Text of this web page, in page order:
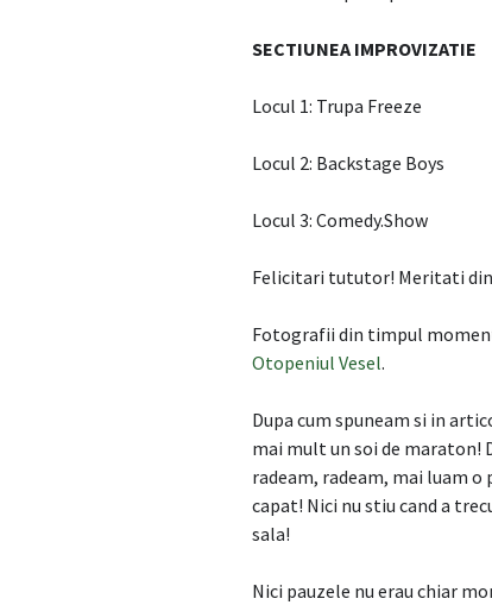
SECTIUNEA IMPROVIZATIE
Locul 1: Trupa Freeze
Locul 2: Backstage Boys
Locul 3: Comedy.Show
Felicitari tututor! Meritati
Fotografii din timpul
Otopeniul Vesel.
Dupa cum spuneam si in
mai mult un soi de maraton!
radeam, radeam, mai luam o
capat! Nici nu stiu cand a
sala!
Nici pauzele nu erau chiar